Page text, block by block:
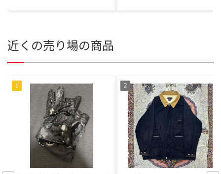
近くの売り場の商品